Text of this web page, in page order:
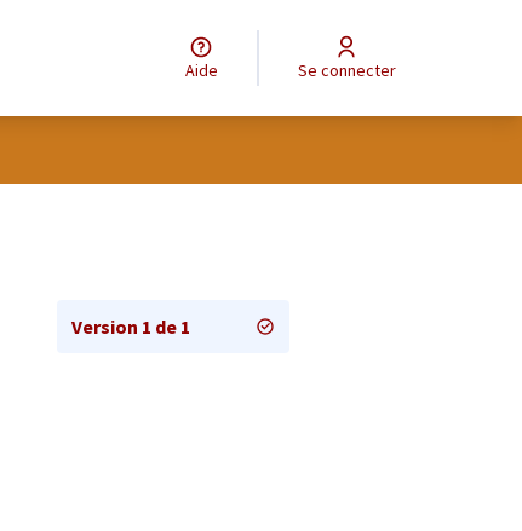
Aide Se connecter
Version 1 de 1